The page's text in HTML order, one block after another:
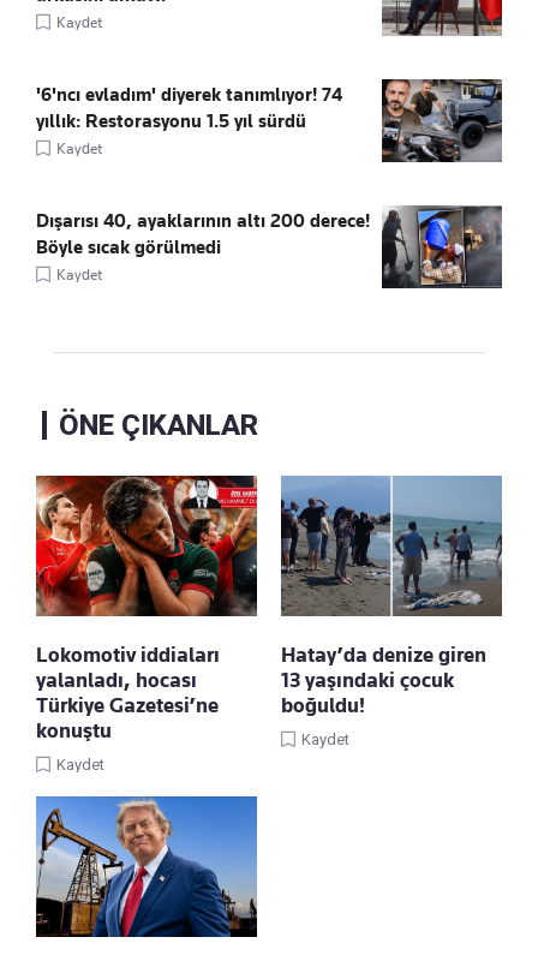
Kaydet
'6'ncı evladım' diyerek tanımlıyor! 74
yıllık: Restorasyonu 1.5 yıl sürdü
Kaydet
Dışarısı 40, ayaklarının altı 200 derece!
Böyle sıcak görülmedi
Kaydet
ÖNE ÇIKANLAR
Lokomotiv iddiaları
yalanladı, hocası
Türkiye Gazetesi’ne
konuştu
Kaydet
Hatay’da denize giren
13 yaşındaki çocuk
boğuldu!
Kaydet